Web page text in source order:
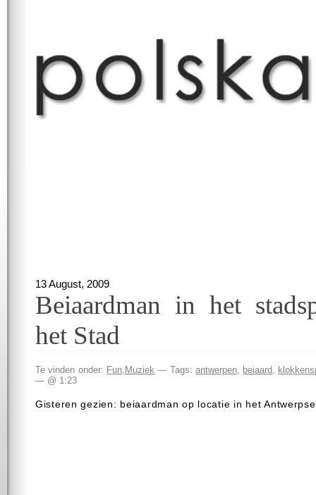
13 August, 2009
Beiaardman in het
het Stad
Te vinden onder: Fun, Muziek — Tags: antwerpen, beiaard
— @ 1:23
Gisteren gezien: beiaardman op locatie in het